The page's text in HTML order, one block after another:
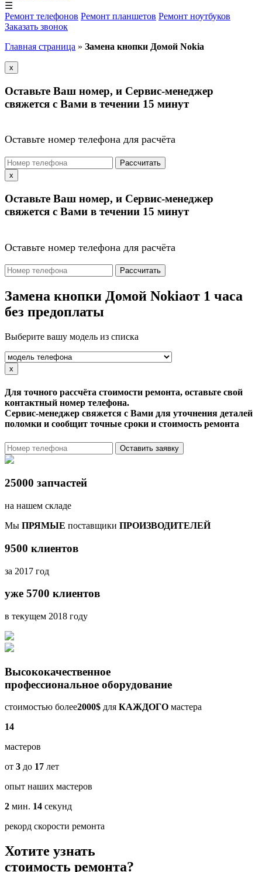
☰
Ремонт телефонов Ремонт планшетов Ремонт ноутбуков
Заказать звонок
Главная страница » Замена кнопки Домой Nokia
x
Оставьте Ваш номер, и Сервис-менеджер
свяжется с Вами в течении 15 минут
Оставьте номер телефона для расчёта
Рассчитать
x
Оставьте Ваш номер, и Сервис-менеджер
свяжется с Вами в течении 15 минут
Оставьте номер телефона для расчёта
Рассчитать
Замена кнопки Домой Nokiaот 1 часа
без предоплаты
Выберите вашу модель из списка
x
Для точного рассчёта стоимости ремонта, оставьте свой
контактный номер телефона.
Сервис-менеджер свяжется с Вами для уточнения деталей
поломки и сообщит точные сроки и стоимость ремонта
Оставить заявку
25000 запчастей
на нашем складе
Мы ПРЯМЫЕ поставщики ПРОИЗВОДИТЕЛЕЙ
9500 клиентов
за 2017 год
уже 5700 клиентов
в текущем 2018 году
Высококачественное
профессиональное оборудование
стоимостью более2000$ для КАЖДОГО мастера
14
мастеров
от 3 до 17 лет
опыт наших мастеров
2 мин. 14 секунд
рекорд скорости ремонта
Хотите узнать
стоимость ремонта?